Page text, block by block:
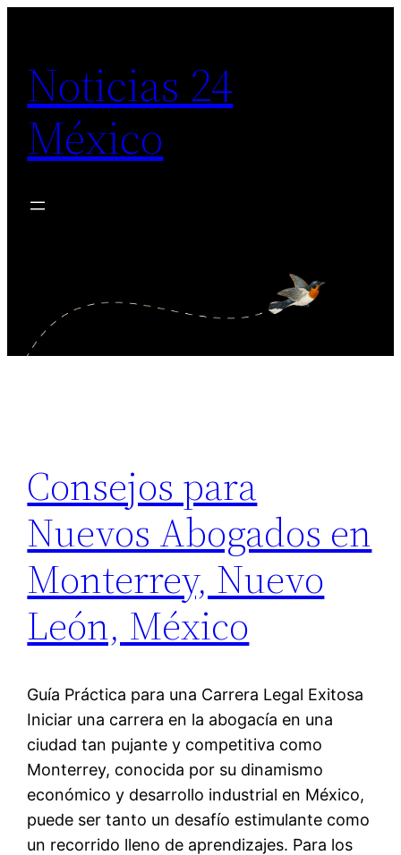
contenido
Noticias 24
México
Consejos para
Nuevos Abogados en
Monterrey, Nuevo
León, México
Guía Práctica para una Carrera Legal Exitosa
Iniciar una carrera en la abogacía en una
ciudad tan pujante y competitiva como
Monterrey, conocida por su dinamismo
económico y desarrollo industrial en México,
puede ser tanto un desafío estimulante como
un recorrido lleno de aprendizajes. Para los